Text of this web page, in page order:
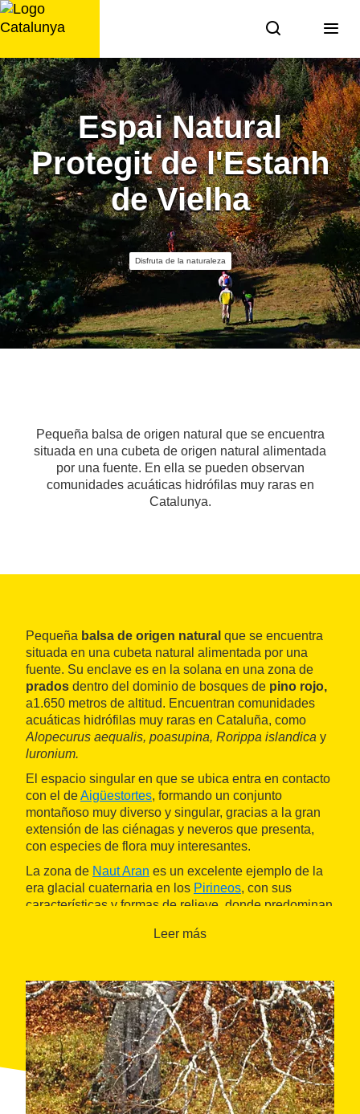
Saltar
al
Espai Natural
Protegit de l'Estanh
de Vielha
Disfruta de la naturaleza
Pequeña balsa de origen natural que se encuentra
situada en una cubeta de origen natural alimentada
por una fuente. En ella se pueden observan
comunidades acuáticas hidrófilas muy raras en
Catalunya.
Pequeña balsa de origen natural que se encuentra
situada en una cubeta natural alimentada por una
fuente. Su enclave es en la solana en una zona de
prados dentro del dominio de bosques de pino rojo,
a1.650 metros de altitud. Encuentran comunidades
acuáticas hidrófilas muy raras en Cataluña, como
Alopecurus aequalis, poasupina, Rorippa islandica y
luronium.
El espacio singular en que se ubica entra en contacto
con el deAigüestortes, formando un conjunto
montañoso muy diverso y singular, gracias a la gran
extensión de las ciénagas y neveros que presenta,
con especies de flora muy interesantes.
La zona de Naut Aran es un excelente ejemplo de la
era glacial cuaternaria en los Pirineos, con sus
características y formas de relieve, donde predominan
Leer más